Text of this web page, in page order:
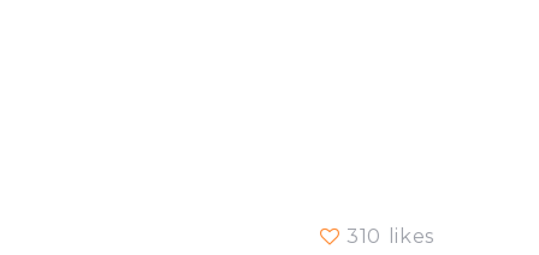
310 likes